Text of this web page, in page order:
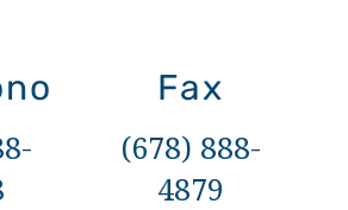
Fax
(678) 888-
4879